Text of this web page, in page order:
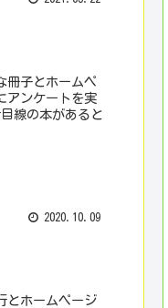
冊子とホームペ
アンケートを実
線の本があると
2020.10.09
とホームページ